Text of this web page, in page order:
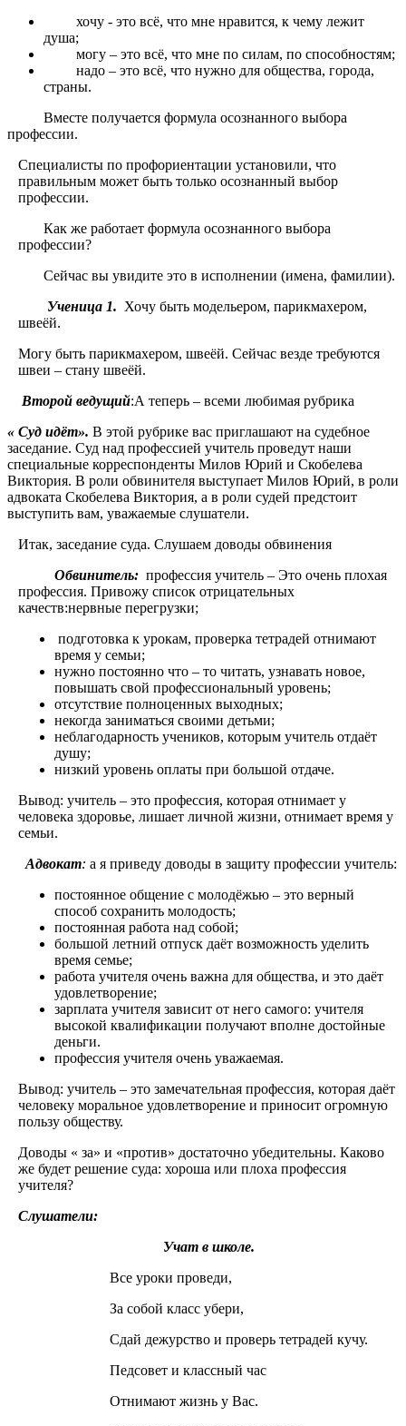
хочу - это всё, что мне нравится, к чему лежит
душа;
могу – это всё, что мне по силам, по способностям;
надо – это всё, что нужно для общества, города,
страны.
Вместе получается формула осознанного выбора
профессии.
Специалисты по профориентации установили, что
правильным может быть только осознанный выбор
профессии.
Как же работает формула осознанного выбора
профессии?
Сейчас вы увидите это в исполнении (имена, фамилии).
Ученица 1. Хочу быть модельером, парикмахером,
швеёй.
Могу быть парикмахером, швеёй. Сейчас везде требуются
швеи – стану швеёй.
Второй ведущий:А теперь – всеми любимая рубрика
« Суд идёт». В этой рубрике вас приглашают на судебное
заседание. Суд над профессией учитель проведут наши
специальные корреспонденты Милов Юрий и Скобелева
Виктория. В роли обвинителя выступает Милов Юрий, в роли
адвоката Скобелева Виктория, а в роли судей предстоит
выступить вам, уважаемые слушатели.
Итак, заседание суда. Слушаем доводы обвинения
Обвинитель: профессия учитель – Это очень плохая
профессия. Привожу список отрицательных
качеств:нервные перегрузки;
подготовка к урокам, проверка тетрадей отнимают
время у семьи;
нужно постоянно что – то читать, узнавать новое,
повышать свой профессиональный уровень;
отсутствие полноценных выходных;
некогда заниматься своими детьми;
неблагодарность учеников, которым учитель отдаёт
душу;
низкий уровень оплаты при большой отдаче.
Вывод: учитель – это профессия, которая отнимает у
человека здоровье, лишает личной жизни, отнимает время у
семьи.
Адвокат: а я приведу доводы в защиту профессии учитель:
постоянное общение с молодёжью – это верный
способ сохранить молодость;
постоянная работа над собой;
большой летний отпуск даёт возможность уделить
время семье;
работа учителя очень важна для общества, и это даёт
удовлетворение;
зарплата учителя зависит от него самого: учителя
высокой квалификации получают вполне достойные
деньги.
профессия учителя очень уважаемая.
Вывод: учитель – это замечательная профессия, которая даёт
человеку моральное удовлетворение и приносит огромную
пользу обществу.
Доводы « за» и «против» достаточно убедительны. Каково
же будет решение суда: хороша или плоха профессия
учителя?
Слушатели:
Учат в школе.
Все уроки проведи,
За собой класс убери,
Сдай дежурство и проверь тетрадей кучу.
Педсовет и классный час
Отнимают жизнь у Вас.